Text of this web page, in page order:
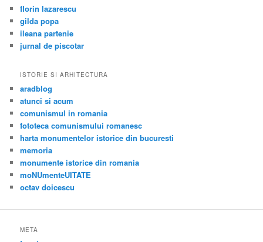
florin lazarescu
gilda popa
ileana partenie
jurnal de piscotar
ISTORIE SI ARHITECTURA
aradblog
atunci si acum
comunismul in romania
fototeca comunismului romanesc
harta monumentelor istorice din bucuresti
memoria
monumente istorice din romania
moNUmenteUITATE
octav doicescu
META